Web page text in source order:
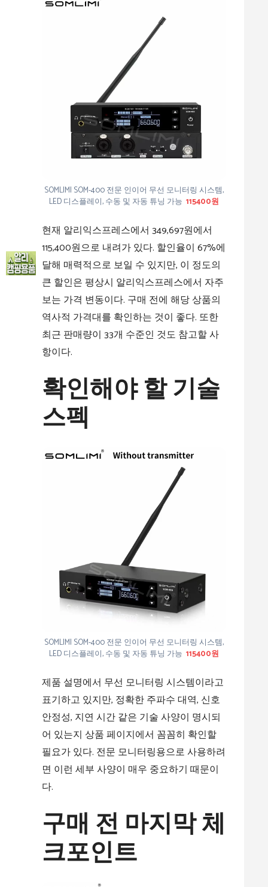
SOMLIMI SOM-400 전문 인이어 무선 모니터링 시스템,
LED 디스플레이, 수동 및 자동 튜닝 가능 115400원
현재 알리익스프레스에서 349,697원에서
115,400원으로 내려가 있다. 할인율이 67%에
달해 매력적으로 보일 수 있지만, 이 정도의
큰 할인은 평상시 알리익스프레스에서 자주
보는 가격 변동이다. 구매 전에 해당 상품의
역사적 가격대를 확인하는 것이 좋다. 또한
최근 판매량이 33개 수준인 것도 참고할 사
항이다.
확인해야 할 기술
스펙
SOMLIMI SOM-400 전문 인이어 무선 모니터링 시스템,
LED 디스플레이, 수동 및 자동 튜닝 가능 115400원
제품 설명에서 무선 모니터링 시스템이라고
표기하고 있지만, 정확한 주파수 대역, 신호
안정성, 지연 시간 같은 기술 사양이 명시되
어 있는지 상품 페이지에서 꼼꼼히 확인할
필요가 있다. 전문 모니터링용으로 사용하려
면 이런 세부 사양이 매우 중요하기 때문이
다.
구매 전 마지막 체
크포인트